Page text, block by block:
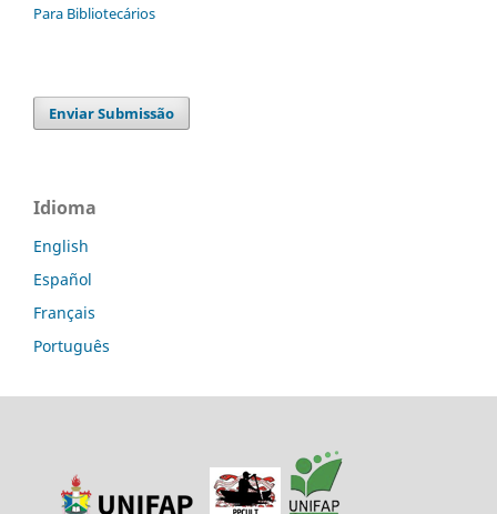
Para Bibliotecários
Enviar Submissão
Idioma
English
Español
Français
Português